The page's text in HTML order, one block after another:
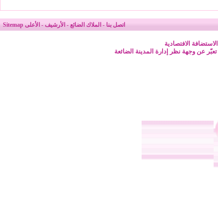
اتصل بنا - الملاك الضائع - الأرشيف - الأعلى Sitemap
الافتصادية
عن وجهة نظر إدارة المدينة الضائعة